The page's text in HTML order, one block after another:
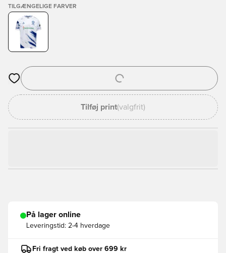
TILGÆNGELIGE FARVER
Åbner en Modal til at logge ind eller tilmelde dig som medlem
Tilføj print(valgfrit)
På lager online
Leveringstid: 2-4 hverdage
Fri fragt ved køb over 699 kr